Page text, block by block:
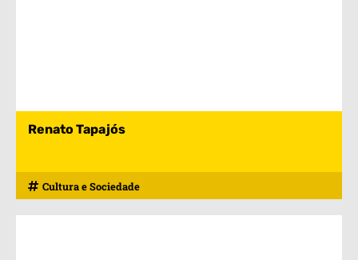
Renato Tapajós
Cultura e Sociedade